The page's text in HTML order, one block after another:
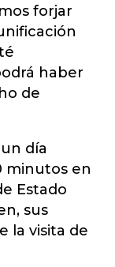
forjar
haber
de
día
minutos en
Estado
sus
la visita de